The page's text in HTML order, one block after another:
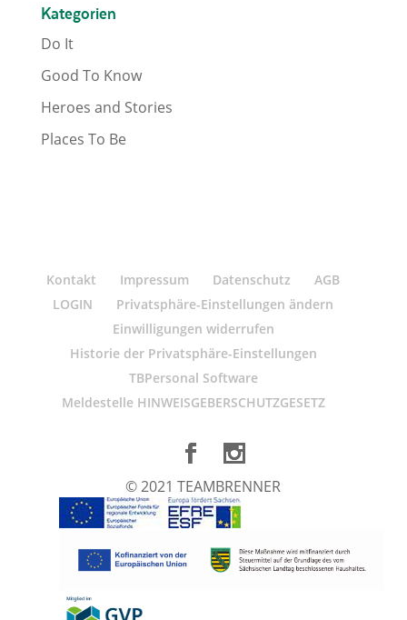
Kategorien
Do It
Good To Know
Heroes and Stories
Places To Be
Kontakt Impressum Datenschutz
AGB
LOGIN
Privatsphäre-Einstellungen ändern
Einwilligungen widerrufen
Historie der Privatsphäre-Einstellungen
TBPersonal Software
Meldestelle HINWEISGEBERSCHUTZGESETZ
© 2021 TEAMBRENNER